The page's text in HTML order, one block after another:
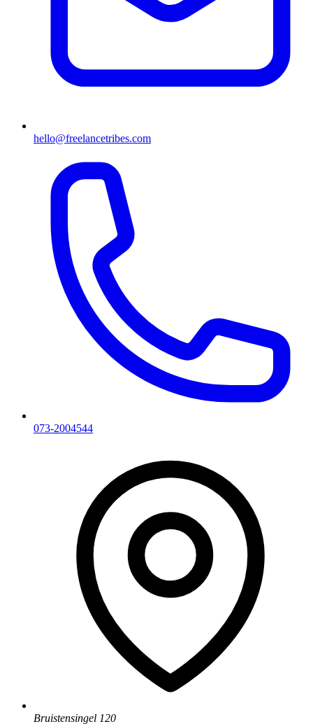
hello@freelancetribes.com
073-2004544
Bruistensingel 120